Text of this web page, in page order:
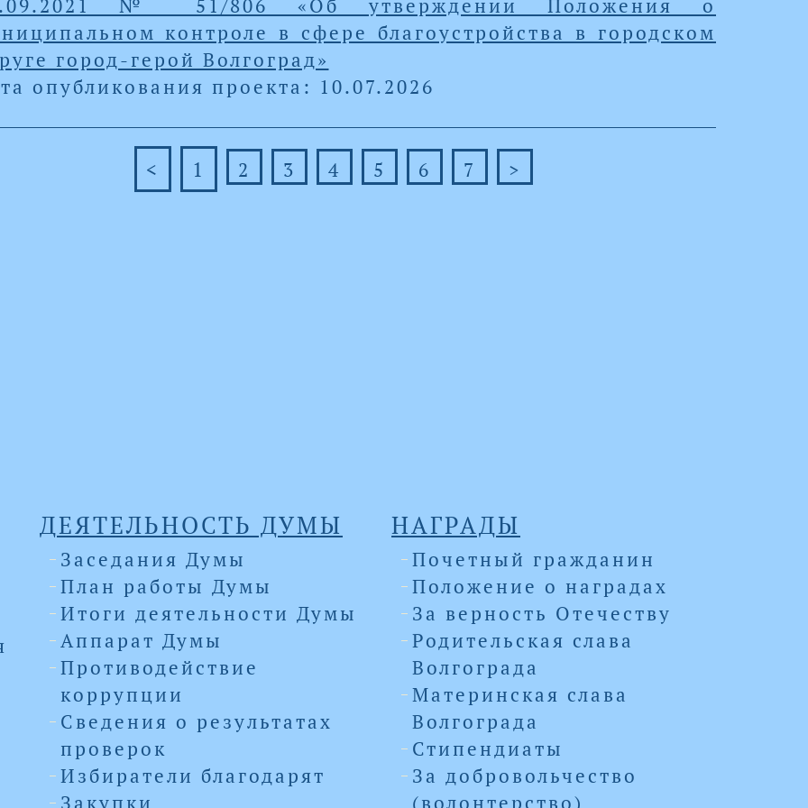
№ 51/806 «Об утверждении Положения о
контроле в сфере благоустройства в городском
город-герой Волгоград»
опубликования проекта: 10.07.2026
< 1 2 3 4 5 6 7 >
ДЕЯТЕЛЬНОСТЬ ДУМЫ
Заседания Думы
План работы Думы
Итоги деятельности Думы
Аппарат Думы
Противодействие
коррупции
Сведения о результатах
проверок
Избиратели благодарят
Закупки
НАГРАДЫ
Почетный гражданин
Положение о наградах
За верность Отечеству
Родительская слава
Волгограда
Материнская слава
Волгограда
Стипендиаты
За добровольчество
(волонтерство)